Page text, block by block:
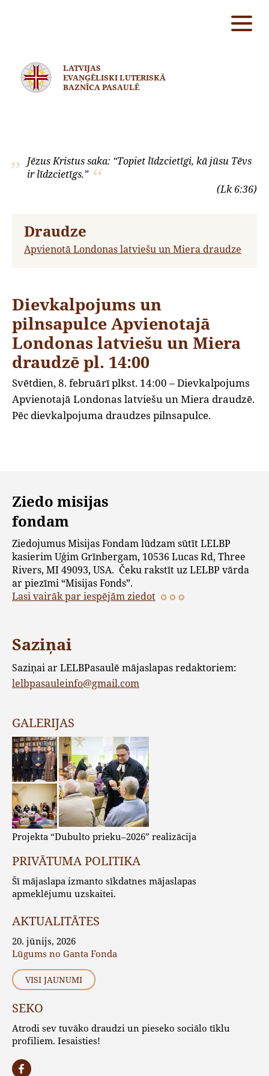
LATVIJAS
EVAŅĢĒLISKI LUTERISKĀ
BAZNĪCA PASAULĒ
Jēzus Kristus saka: “Topiet līdzcietīgi, kā jūsu Tēvs
ir līdzcietīgs.”
(Lk 6:36)
Draudze
Apvienotā Londonas latviešu un Miera draudze
Dievkalpojums un
pilnsapulce Apvienotajā
Londonas latviešu un Miera
draudzē pl. 14:00
Svētdien, 8. februārī plkst. 14:00 – Dievkalpojums
Apvienotajā Londonas latviešu un Miera draudzē.
Pēc dievkalpojuma draudzes pilnsapulce.
Ziedo misijas
fondam
Ziedojumus Misijas Fondam lūdzam sūtīt LELBP
kasierim Uģim Grīnbergam, 10536 Lucas Rd, Three
Rivers, MI 49093, USA. Čeku rakstīt uz LELBP vārda
ar piezīmi “Misijas Fonds”.
Lasi vairāk par iespējām ziedot
Saziņai
Saziņai ar LELBPasaulē mājaslapas redaktoriem:
lelbpasauleinfo@gmail.com
GALERIJAS
Projekta “Dubulto prieku–2026” realizācija
PRIVĀTUMA POLITIKA
Šī mājaslapa izmanto sīkdatnes mājaslapas
apmeklējumu uzskaitei.
AKTUALITĀTES
20. jūnijs, 2026
Lūgums no Ganta Fonda
VISI JAUNUMI
SEKO
Atrodi sev tuvāko draudzi un pieseko sociālo tīklu
profiliem. Iesaisties!